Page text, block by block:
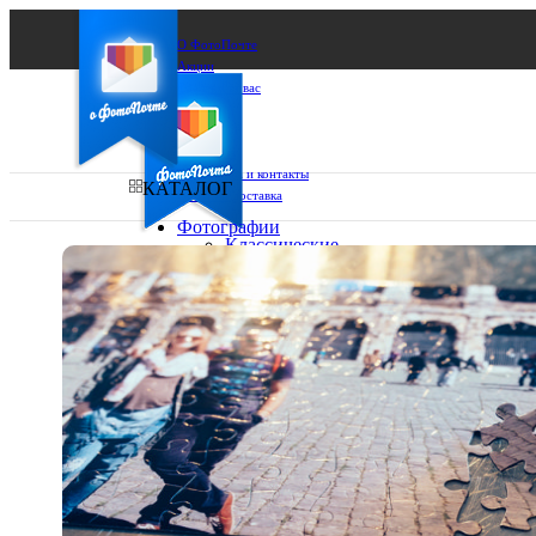
О ФотоПочте
Акции
Сделаем за вас
Бизнесу
FAQ
Франшиза
Поддержка и контакты
Оплата и доставка
Ваш город:
Ваш регион доставки
Выберите из списка:
КАТАЛОГ
Фотографии
Классические
10х10
10х15
13х18
15х15
15х20
20х20
20х30
30х30
30х40
А4
Фото
в